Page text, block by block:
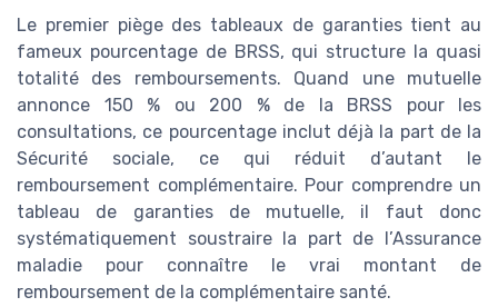
Le premier piège des tableaux de garanties tient au
fameux pourcentage de BRSS, qui structure la quasi
totalité des remboursements. Quand une mutuelle
annonce 150 % ou 200 % de la BRSS pour les
consultations, ce pourcentage inclut déjà la part de la
Sécurité sociale, ce qui réduit d’autant le
remboursement complémentaire. Pour comprendre un
tableau de garanties de mutuelle, il faut donc
systématiquement soustraire la part de l’Assurance
maladie pour connaître le vrai montant de
remboursement de la complémentaire santé.